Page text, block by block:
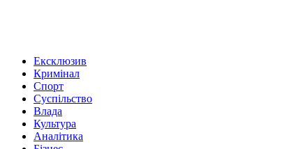
Ексклюзив
Кримінал
Спорт
Суспільство
Влада
Культура
Аналітика